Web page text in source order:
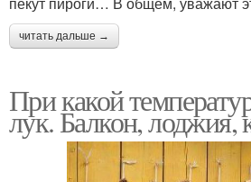
читать дальше →
При какой
лук. Балкон, лоджия,